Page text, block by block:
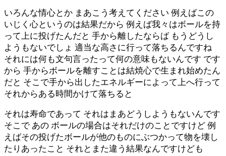
いろんな情心とか まあこう考えてください 例えばこの
いじく心というのは結果だから 例えば我々はボールを持
って上に投げたんだと 手から離したならば もうどうし
ようもないでしょ 適当な高さに行って落ちるんですね
それには何も文句言ったって何の意味もないんです です
から 手からボールを離すことは結焼心で生まれ始めたん
だと そこで手から出したエネルギーによって上へ行って
それからある時間かけて落ちると
それは寿命であって それはまあどうしようもないんです
そこで あの ボールの場合はそれだけのことですけど 例
えばその投げたボールが他のものにぶつかって物を壊し
たりあったこと それとまた違う結果なんですけども